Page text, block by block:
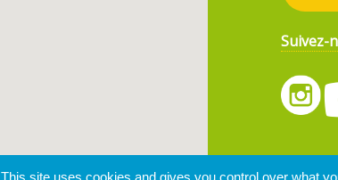
Suivez-
This site uses cookies and gives you control over what